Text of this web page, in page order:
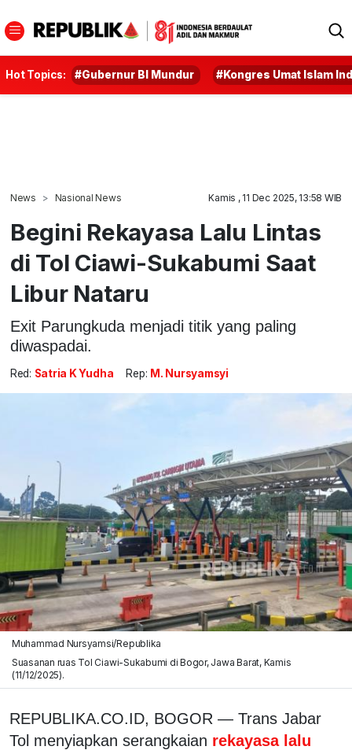
Hot Topics: #Gubernur BI Mundur #Kongres Umat Islam
News Nasional News Kamis , 11 Dec 2025, 13:58 WIB
Begini Rekayasa Lalu Lintas
di Tol Ciawi-Sukabumi Saat
Libur Nataru
Exit Parungkuda menjadi titik yang paling
diwaspadai.
Red: Satria K Yudha Rep: M. Nursyamsyi
Muhammad Nursyamsi/Republika
Suasanan ruas Tol Ciawi-Sukabumi di Bogor, Jawa Barat, Kamis
(11/12/2025).
REPUBLIKA.CO.ID, BOGOR — Trans Jabar
Tol menyiapkan serangkaian rekayasa lalu